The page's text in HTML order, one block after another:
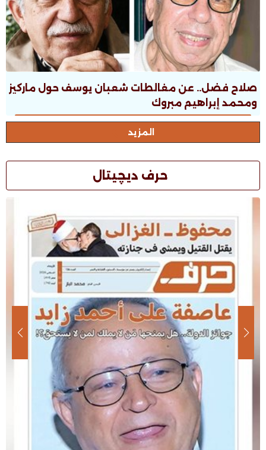
صلاح فضل.. عن مغالطات شعبان يوسف حول ماركيز
ومحمد إبراهيم مبروك
المزيد
حرف ديچيتال